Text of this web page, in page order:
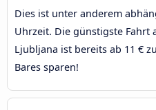
Dies ist unter anderem
Uhrzeit. Die günstigste Fahrt
Ljubljana ist bereits ab 11 €
Bares sparen!